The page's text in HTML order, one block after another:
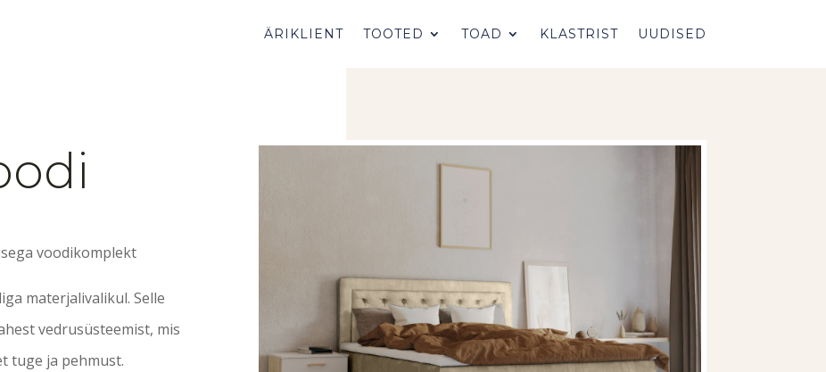
ÄRIKLIENT TOOTED TOAD KLASTRIST UUDISED
voodikomplekt
materjalivalikul. Selle
vedrusüsteemist, mis
tuge ja pehmust.